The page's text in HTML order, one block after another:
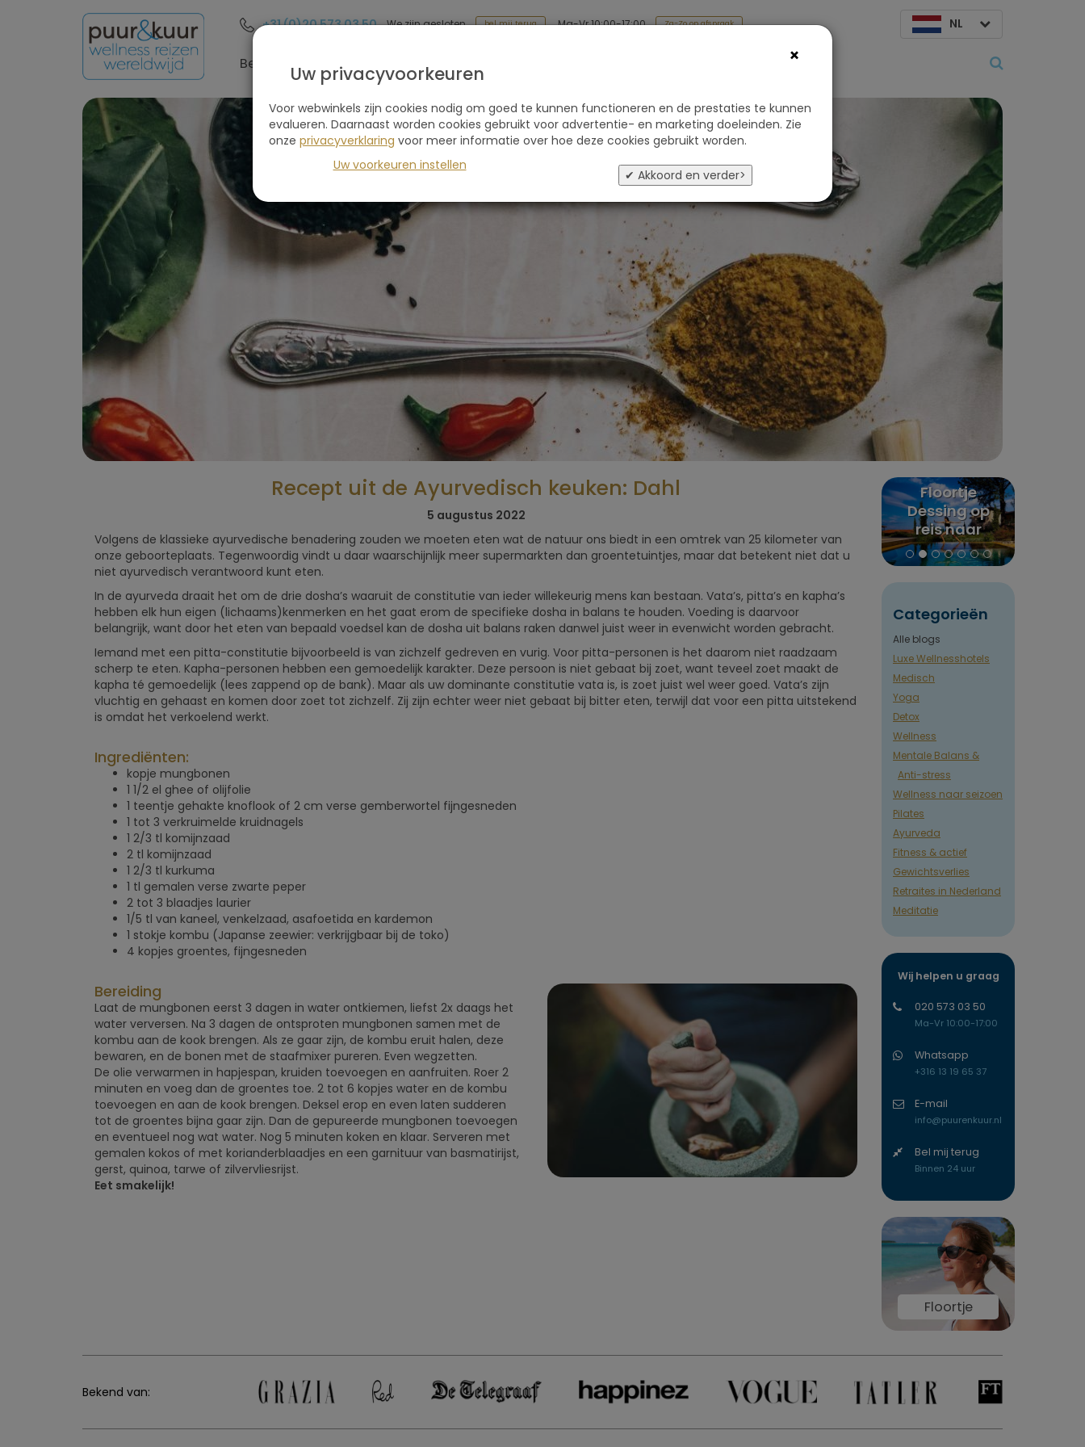
+31 (0)20 573 03 50 We zijn gesloten bel mij terug Ma-Vr 10:00-17:00 Za-Zo op afspraak NL
Bestemmingen Soort reis Over ons
Recept uit de Ayurvedisch keuken: Dahl
5 augustus 2022
Volgens de klassieke ayurvedische benadering zouden we moeten eten wat de natuur ons biedt in een omtrek van 25 kilometer van
onze geboorteplaats. Tegenwoordig vindt u daar waarschijnlijk meer supermarkten dan groentetuintjes, maar dat betekent niet dat u
niet ayurvedisch verantwoord kunt eten.
In de ayurveda draait het om de drie dosha’s waaruit de constitutie van ieder willekeurig mens kan bestaan. Vata’s, pitta’s en kapha’s
hebben elk hun eigen (lichaams)kenmerken en het gaat erom de specifieke dosha in balans te houden. Voeding is daarvoor
belangrijk, want door het eten van bepaald voedsel kan de dosha uit balans raken danwel juist weer in evenwicht worden gebracht.
Iemand met een pitta-constitutie bijvoorbeeld is van zichzelf gedreven en vurig. Voor pitta-personen is het daarom niet raadzaam
scherp te eten. Kapha-personen hebben een gemoedelijk karakter. Deze persoon is niet gebaat bij zoet, want teveel zoet maakt de
kapha té gemoedelijk (lees zappend op de bank). Maar als uw dominante constitutie vata is, is zoet juist wel weer goed. Vata’s zijn
vluchtig en gehaast en komen door zoet tot zichzelf. Zij zijn echter weer niet gebaat bij bitter eten, terwijl dat voor een pitta uitstekend
is omdat het verkoelend werkt.
Ingrediënten:
kopje mungbonen
1 1/2 el ghee of olijfolie
1 teentje gehakte knoflook of 2 cm verse gemberwortel fijngesneden
1 tot 3 verkruimelde kruidnagels
1 2/3 tl komijnzaad
2 tl komijnzaad
1 2/3 tl kurkuma
1 tl gemalen verse zwarte peper
2 tot 3 blaadjes laurier
1/5 tl van kaneel, venkelzaad, asafoetida en kardemon
1 stokje kombu (Japanse zeewier: verkrijgbaar bij de toko)
4 kopjes groentes, fijngesneden
Bereiding
Laat de mungbonen eerst 3 dagen in water ontkiemen, liefst 2x daags het
water verversen. Na 3 dagen de ontsproten mungbonen samen met de
kombu aan de kook brengen. Als ze gaar zijn, de kombu eruit halen, deze
bewaren, en de bonen met de staafmixer pureren. Even wegzetten.
De olie verwarmen in hapjespan, kruiden toevoegen en aanfruiten. Roer 2
minuten en voeg dan de groentes toe. 2 tot 6 kopjes water en de kombu
toevoegen en aan de kook brengen. Deksel erop en even laten sudderen
tot de groentes bijna gaar zijn. Dan de gepureerde mungbonen toevoegen
en eventueel nog wat water. Nog 5 minuten koken en klaar. Serveren met
gemalen kokos of met korianderblaadjes en een garnituur van basmatirijst,
gerst, quinoa, tarwe of zilvervliesrijst.
Eet smakelijk!
5x Beste
in de natuur
Floortje
Dessing op
reis naar
Euphoria
retreat in
Categorieën
Alle blogs
Luxe Wellnesshotels
Medisch
Yoga
Detox
Wellness
Mentale Balans &
Anti-stress
Wellness naar seizoen
Pilates
Ayurveda
Fitness & actief
Gewichtsverlies
Retraites in Nederland
Meditatie
Wij helpen u graag
020 573 03 50
Ma-Vr 10:00-17:00
Whatsapp
+316 13 19 65 37
E-mail
info@puurenkuur.nl
Bel mij terug
Binnen 24 uur
Floortje
Bekend van:
×
Uw privacyvoorkeuren
Voor webwinkels zijn cookies nodig om goed te kunnen functioneren en de prestaties te kunnen
evalueren. Daarnaast worden cookies gebruikt voor advertentie- en marketing doeleinden. Zie
onze privacyverklaring voor meer informatie over hoe deze cookies gebruikt worden.
Uw voorkeuren instellen
✔ Akkoord en verder>